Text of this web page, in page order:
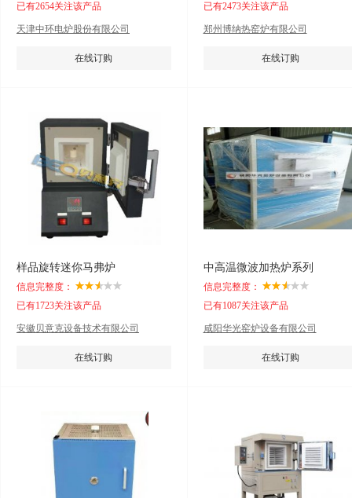
已有2654关注该产品
天津中环电炉股份有限公司
在线订购
已有2473关注该产品
郑州博纳热窑炉有限公司
在线订购
样品旋转迷你马弗炉
信息完整度：
已有1723关注该产品
安徽贝意克设备技术有限公司
在线订购
中高温微波加热炉系列
信息完整度：
已有1087关注该产品
咸阳华光窑炉设备有限公司
在线订购